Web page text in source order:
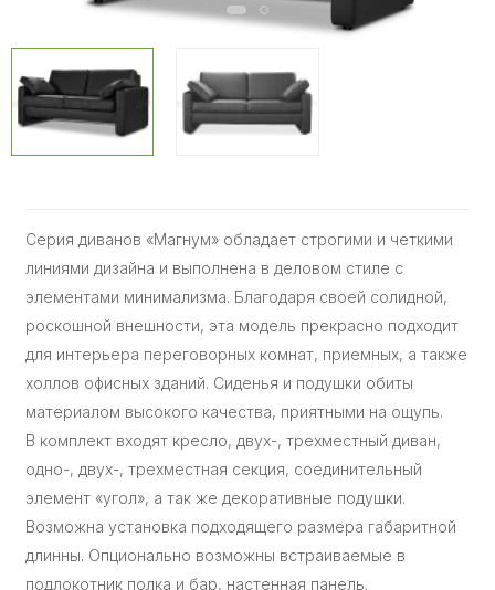
Серия диванов «Магнум» обладает строгими и четкими
линиями дизайна и выполнена в деловом стиле с
элементами минимализма. Благодаря своей солидной,
роскошной внешности, эта модель прекрасно подходит
для интерьера переговорных комнат, приемных, а также
холлов офисных зданий. Сиденья и подушки обиты
материалом высокого качества, приятными на ощупь.
В комплект входят кресло, двух-, трехместный диван,
одно-, двух-, трехместная секция, соединительный
элемент «угол», а так же декоративные подушки.
Возможна установка подходящего размера габаритной
длинны. Опционально возможны встраиваемые в
подлокотник полка и бар, настенная панель.